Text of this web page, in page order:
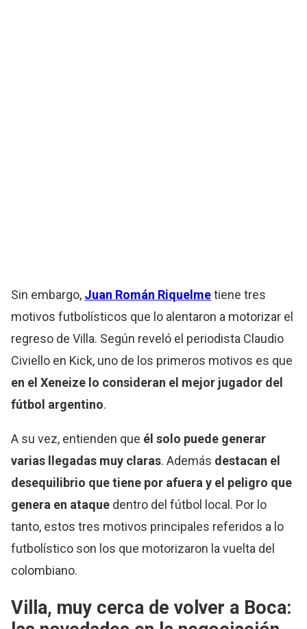
Sin embargo, Juan Román Riquelmetiene tres
motivos futbolísticos que lo alentaron a motorizar el
regreso de Villa. Según reveló el periodista Claudio
Civiello en Kick, uno de los primeros motivos es que
en el Xeneize lo consideran el mejor jugador del
fútbol argentino.
A su vez, entienden que él solo puede generar
varias llegadas muy claras. Además destacan el
desequilibrio que tiene por afuera y el peligro que
genera en ataque dentro del fútbol local. Por lo
tanto, estos tres motivos principales referidos a lo
futbolístico son los que motorizaron la vuelta del
colombiano.
Villa, muy cerca de volver a Boca: